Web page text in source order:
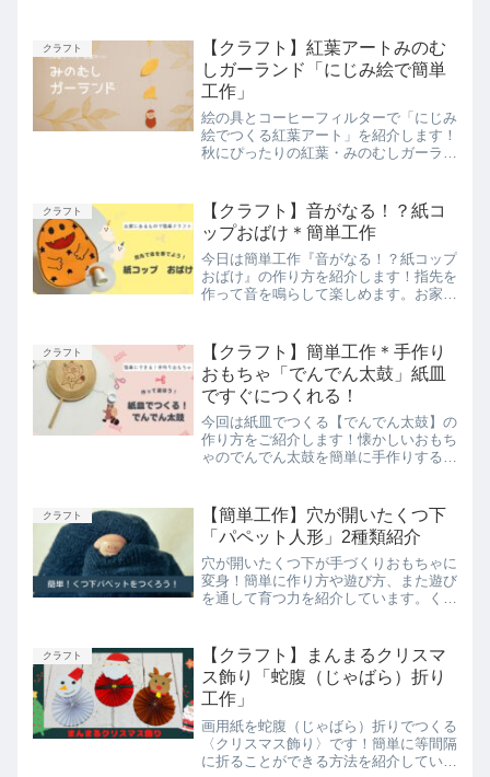
に作れるので、ぜひ作ってみてください
ね！
クラフト
【クラフト】紅葉アートみのむ
しガーランド「にじみ絵で簡単
工作」
絵の具とコーヒーフィルターで「にじみ
絵でつくる紅葉アート」を紹介します！
秋にぴったりの紅葉・みのむしガーラン
子を楽しんでくださいね。
クラフト
【クラフト】音がなる！？紙コ
ップおばけ＊簡単工作
今日は簡単工作『音がなる！？紙コップ
おばけ』の作り方を紹介します！指先を
作って音を鳴らして楽しめます。お家に
クラフト
【クラフト】簡単工作＊手作り
おもちゃ「でんでん太鼓」紙皿
ですぐにつくれる！
今回は紙皿でつくる【でんでん太鼓】の
作り方をご紹介します！懐かしいおもち
ゃのでんでん太鼓を簡単に手作りするこ
ができるのでおすすめです！
クラフト
【簡単工作】穴が開いたくつ下
「パペット人形」2種類紹介
穴が開いたくつ下が手づくりおもちゃに
変身！簡単に作り方や遊び方、また遊び
を通して育つ力を紹介しています。くつ
クラフト
【クラフト】まんまるクリスマ
ス飾り「蛇腹（じゃばら）折り
工作」
画用紙を蛇腹（じゃばら）折りでつくる
〈クリスマス飾り〉です！簡単に等間隔
に折ることができる方法を紹介していま